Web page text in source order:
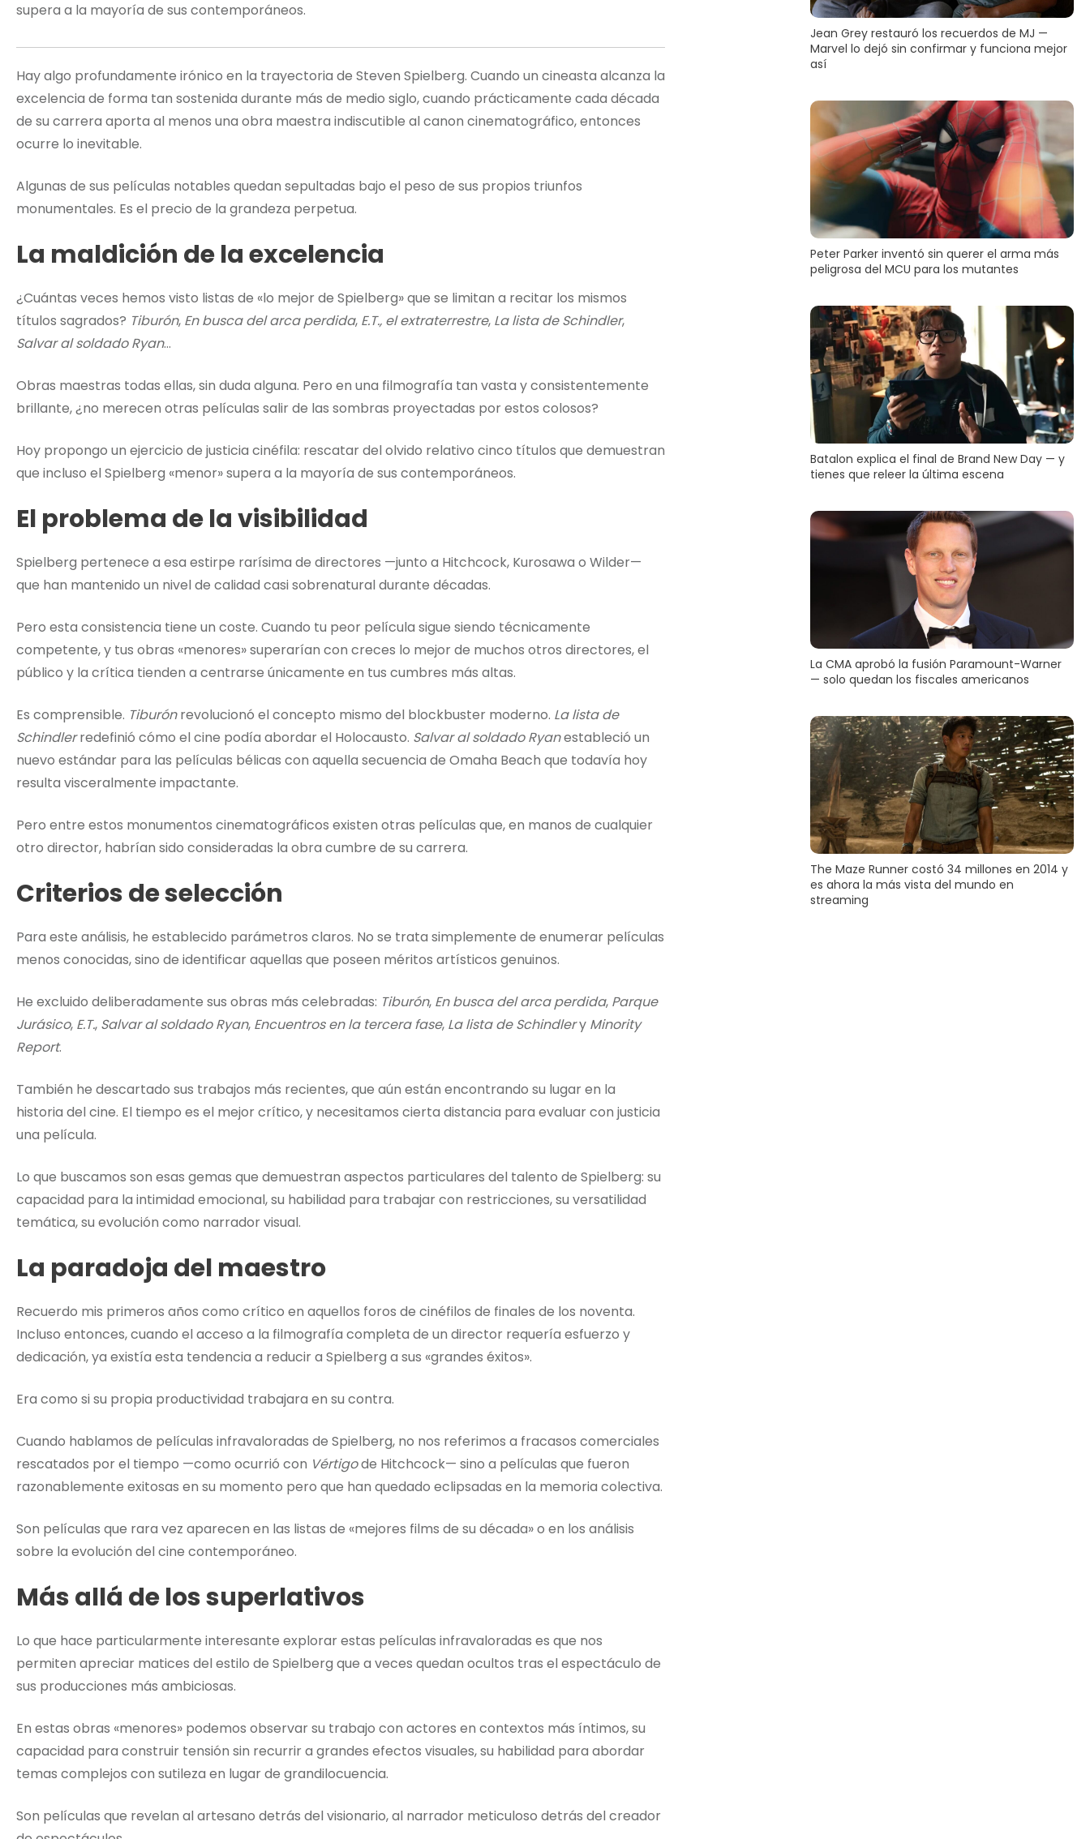
supera a la mayoría de sus contemporáneos.
Hay algo profundamente irónico en la trayectoria de Steven Spielberg. Cuando un cineasta alcanza la
excelencia de forma tan sostenida durante más de medio siglo, cuando prácticamente cada década
de su carrera aporta al menos una obra maestra indiscutible al canon cinematográfico, entonces
ocurre lo inevitable.
Algunas de sus películas notables quedan sepultadas bajo el peso de sus propios triunfos
monumentales. Es el precio de la grandeza perpetua.
La maldición de la excelencia
¿Cuántas veces hemos visto listas de «lo mejor de Spielberg» que se limitan a recitar los mismos
títulos sagrados? Tiburón, En busca del arca perdida, E.T., el extraterrestre, La lista de Schindler,
Salvar al soldado Ryan…
Obras maestras todas ellas, sin duda alguna. Pero en una filmografía tan vasta y consistentemente
brillante, ¿no merecen otras películas salir de las sombras proyectadas por estos colosos?
Hoy propongo un ejercicio de justicia cinéfila: rescatar del olvido relativo cinco títulos que demuestran
que incluso el Spielberg «menor» supera a la mayoría de sus contemporáneos.
El problema de la visibilidad
Spielberg pertenece a esa estirpe rarísima de directores —junto a Hitchcock, Kurosawa o Wilder—
que han mantenido un nivel de calidad casi sobrenatural durante décadas.
Pero esta consistencia tiene un coste. Cuando tu peor película sigue siendo técnicamente
competente, y tus obras «menores» superarían con creces lo mejor de muchos otros directores, el
público y la crítica tienden a centrarse únicamente en tus cumbres más altas.
Es comprensible. Tiburónrevolucionó el concepto mismo del blockbuster moderno. La lista de
Schindlerredefinió cómo el cine podía abordar el Holocausto. Salvar al soldado Ryanestableció un
nuevo estándar para las películas bélicas con aquella secuencia de Omaha Beach que todavía hoy
resulta visceralmente impactante.
Pero entre estos monumentos cinematográficos existen otras películas que, en manos de cualquier
otro director, habrían sido consideradas la obra cumbre de su carrera.
Criterios de selección
Para este análisis, he establecido parámetros claros. No se trata simplemente de enumerar películas
menos conocidas, sino de identificar aquellas que poseen méritos artísticos genuinos.
He excluido deliberadamente sus obras más celebradas: Tiburón, En busca del arca perdida, Parque
Jurásico, E.T., Salvar al soldado Ryan, Encuentros en la tercera fase, La lista de Schindlery Minority
Report.
También he descartado sus trabajos más recientes, que aún están encontrando su lugar en la
historia del cine. El tiempo es el mejor crítico, y necesitamos cierta distancia para evaluar con justicia
una película.
Lo que buscamos son esas gemas que demuestran aspectos particulares del talento de Spielberg: su
capacidad para la intimidad emocional, su habilidad para trabajar con restricciones, su versatilidad
temática, su evolución como narrador visual.
La paradoja del maestro
Recuerdo mis primeros años como crítico en aquellos foros de cinéfilos de finales de los noventa.
Incluso entonces, cuando el acceso a la filmografía completa de un director requería esfuerzo y
dedicación, ya existía esta tendencia a reducir a Spielberg a sus «grandes éxitos».
Era como si su propia productividad trabajara en su contra.
Cuando hablamos de películas infravaloradas de Spielberg, no nos referimos a fracasos comerciales
rescatados por el tiempo —como ocurrió con Vértigode Hitchcock— sino a películas que fueron
razonablemente exitosas en su momento pero que han quedado eclipsadas en la memoria colectiva.
Son películas que rara vez aparecen en las listas de «mejores films de su década» o en los análisis
sobre la evolución del cine contemporáneo.
Más allá de los superlativos
Lo que hace particularmente interesante explorar estas películas infravaloradas es que nos
permiten apreciar matices del estilo de Spielberg que a veces quedan ocultos tras el espectáculo de
sus producciones más ambiciosas.
En estas obras «menores» podemos observar su trabajo con actores en contextos más íntimos, su
capacidad para construir tensión sin recurrir a grandes efectos visuales, su habilidad para abordar
temas complejos con sutileza en lugar de grandilocuencia.
Son películas que revelan al artesano detrás del visionario, al narrador meticuloso detrás del creador
Jean Grey restauró los recuerdos de MJ —
Marvel lo dejó sin confirmar y funciona mejor
así
Peter Parker inventó sin querer el arma más
peligrosa del MCU para los mutantes
Batalon explica el final de Brand New Day — y
tienes que releer la última escena
La CMA aprobó la fusión Paramount-Warner
— solo quedan los fiscales americanos
The Maze Runner costó 34 millones en 2014 y
es ahora la más vista del mundo en
streaming